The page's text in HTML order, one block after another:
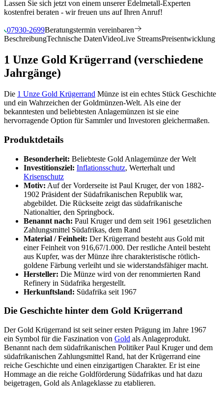
Lassen Sie sich jetzt von einem unserer Edelmetall-Experten
kostenfrei beraten - wir freuen uns auf Ihren Anruf!
07930-2699Beratungstermin vereinbaren
BeschreibungTechnische DatenVideoLive StreamsPreisentwicklung
1 Unze Gold Krügerrand (verschiedene
Jahrgänge)
Die 1 Unze Gold Krügerrand Münze ist ein echtes Stück Geschichte
und ein Wahrzeichen der Goldmünzen-Welt. Als eine der
bekanntesten und beliebtesten Anlagemünzen ist sie eine
hervorragende Option für Sammler und Investoren gleichermaßen.
Produktdetails
Besonderheit: Beliebteste Gold Anlagemünze der Welt
Investitionsziel: Inflationsschutz, Werterhalt und
Krisenschutz
Motiv: Auf der Vorderseite ist Paul Kruger, der von 1882-
1902 Präsident der Südafrikanischen Republik war,
abgebildet. Die Rückseite zeigt das südafrikanische
Nationaltier, den Springbock.
Benannt nach: Paul Kruger und dem seit 1961 gesetzlichen
Zahlungsmittel Südafrikas, dem Rand
Material / Feinheit: Der Krügerrand besteht aus Gold mit
einer Feinheit von 916,67/1.000. Der restliche Anteil besteht
aus Kupfer, was der Münze ihre charakteristische rötlich-
goldene Färbung verleiht und sie widerstandsfähiger macht.
Hersteller: Die Münze wird von der renommierten Rand
Refinery in Südafrika hergestellt.
Herkunftsland: Südafrika seit 1967
Die Geschichte hinter dem Gold Krügerrand
Der Gold Krügerrand ist seit seiner ersten Prägung im Jahre 1967
ein Symbol für die Faszination von Gold als Anlageprodukt.
Benannt nach dem südafrikanischen Politiker Paul Kruger und dem
südafrikanischen Zahlungsmittel Rand, hat der Krügerrand eine
reiche Geschichte und einen einzigartigen Charakter. Er ist eine
Hommage an die reiche Goldförderung Südafrikas und hat dazu
beigetragen, Gold als Anlageklasse zu etablieren.